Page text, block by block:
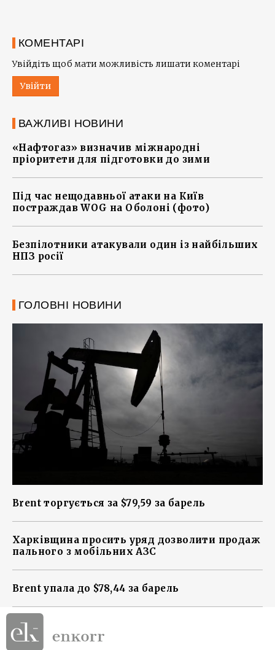
КОМЕНТАРІ
Увійдіть щоб мати можливість лишати коментарі
Увійти
ВАЖЛИВІ НОВИНИ
«Нафтогаз» визначив міжнародні
пріоритети для підготовки до зими
Під час нещодавньої атаки на Київ
постраждав WOG на Оболоні (фото)
Безпілотники атакували один із найбільших
НПЗ росії
ГОЛОВНІ НОВИНИ
Brent торгується за $79,59 за барель
Харківщина просить уряд дозволити продаж
пального з мобільних АЗС
Brent упала до $78,44 за барель